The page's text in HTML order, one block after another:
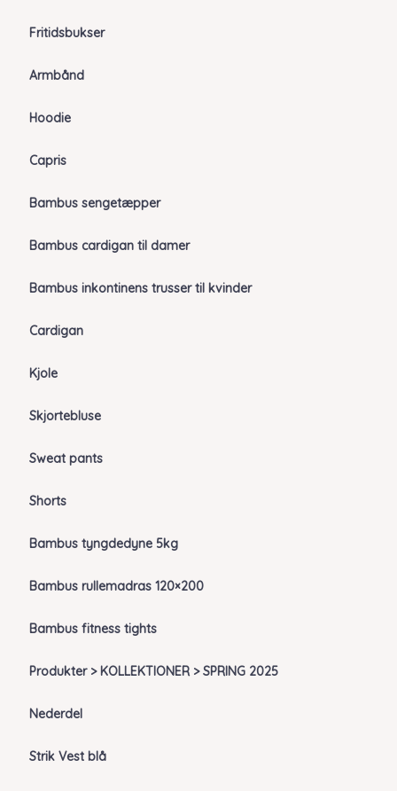
Fritidsbukser
Armbånd
Hoodie
Capris
Bambus sengetæpper
Bambus cardigan til damer
Bambus inkontinens trusser til kvinder
Cardigan
Kjole
Skjortebluse
Sweat pants
Shorts
Bambus tyngdedyne 5kg
Bambus rullemadras 120×200
Bambus fitness tights
Produkter > KOLLEKTIONER > SPRING 2025
Nederdel
Strik Vest blå